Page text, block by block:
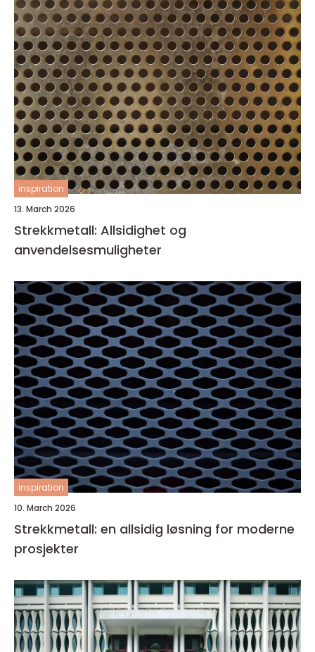
inspiration
13. March 2026
Strekkmetall: Allsidighet og
anvendelsesmuligheter
inspiration
10. March 2026
Strekkmetall: en allsidig løsning for moderne
prosjekter